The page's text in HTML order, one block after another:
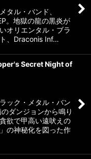
タル・バンド、
。地獄の龍の黒炎が
オリエンタル・ブラ
、Draconis Inf…
Secret Night of
ック・メタル・バン
ダンジョンから鳴り
欲で甲高い遠吠えの
の神秘化を図った作